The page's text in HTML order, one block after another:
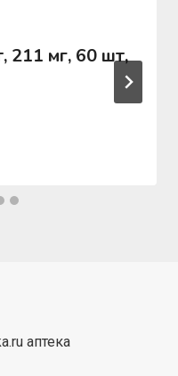
211 мг, 60 шт,
аптека